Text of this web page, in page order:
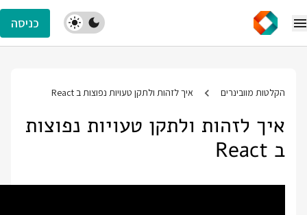
כניסה
הקלטות מוובינרים איך לזהות ולתקן טעויות נפוצות ב React
איך לזהות ולתקן טעויות נפוצות
ב React